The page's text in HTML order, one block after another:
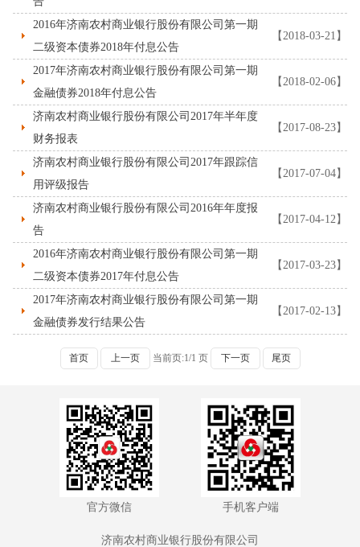
2016年济南农村商业银行股份有限公司第一期
二级资本债券2018年付息公告
【2018-03-21】
2017年济南农村商业银行股份有限公司第一期
金融债券2018年付息公告
【2018-02-06】
济南农村商业银行股份有限公司2017年半年度
财务报表
【2017-08-23】
济南农村商业银行股份有限公司2017年跟踪信
用评级报告
【2017-07-04】
济南农村商业银行股份有限公司2016年年度报
告
【2017-04-12】
2016年济南农村商业银行股份有限公司第一期
二级资本债券2017年付息公告
【2017-03-23】
2017年济南农村商业银行股份有限公司第一期
金融债券发行结果公告
【2017-02-13】
首页 上一页 当前页:1/1 页 下一页 尾页
官方微信 手机客户端
济南农村商业银行股份有限公司